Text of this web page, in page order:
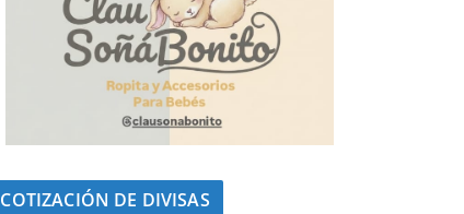
COTIZACIÓN DE DIVISAS